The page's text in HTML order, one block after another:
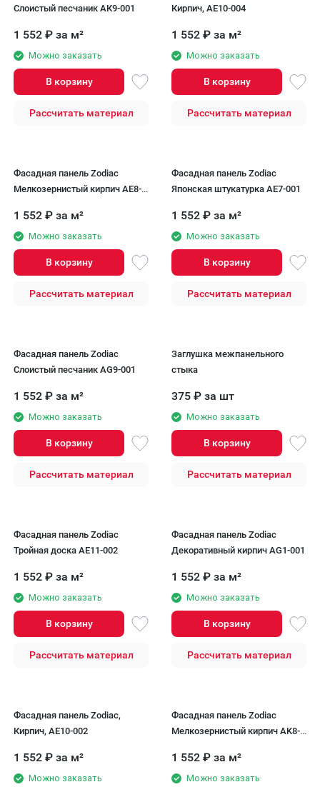
Слоистый песчаник АК9-001
1 552 ₽ за м²
Можно заказать
В корзину
Рассчитать материал
Кирпич, AE10-004
1 552 ₽ за м²
Можно заказать
В корзину
Рассчитать материал
Фасадная панель Zodiac
Мелкозернистый кирпич AE8-
1 552 ₽ за м²
Можно заказать
В корзину
Рассчитать материал
Фасадная панель Zodiac
Японская штукатурка AE7-001
1 552 ₽ за м²
Можно заказать
В корзину
Рассчитать материал
Фасадная панель Zodiac
Слоистый песчаник AG9-001
1 552 ₽ за м²
Можно заказать
В корзину
Рассчитать материал
Заглушка межпанельного
стыка
375 ₽ за шт
Можно заказать
В корзину
Рассчитать материал
Фасадная панель Zodiac
Тройная доска AE11-002
1 552 ₽ за м²
Можно заказать
В корзину
Рассчитать материал
Фасадная панель Zodiac
Декоративный кирпич AG1-001
1 552 ₽ за м²
Можно заказать
В корзину
Рассчитать материал
Фасадная панель Zodiac,
Кирпич, AE10-002
1 552 ₽ за м²
Можно заказать
Фасадная панель Zodiac
Мелкозернистый кирпич AK8-
1 552 ₽ за м²
Можно заказать